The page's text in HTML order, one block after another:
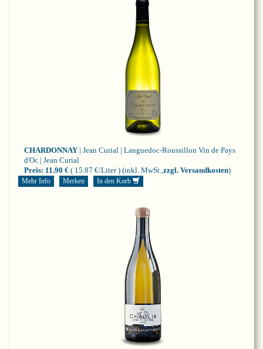
CHARDONNAY | Jean Curial | Languedoc-Roussillon Vin de Pays
d'Oc | Jean Curial
Preis: 11.90 € ( 15.87 €/Liter ) (inkl. MwSt., zzgl. Versandkosten)
Mehr Info Merken In den Korb